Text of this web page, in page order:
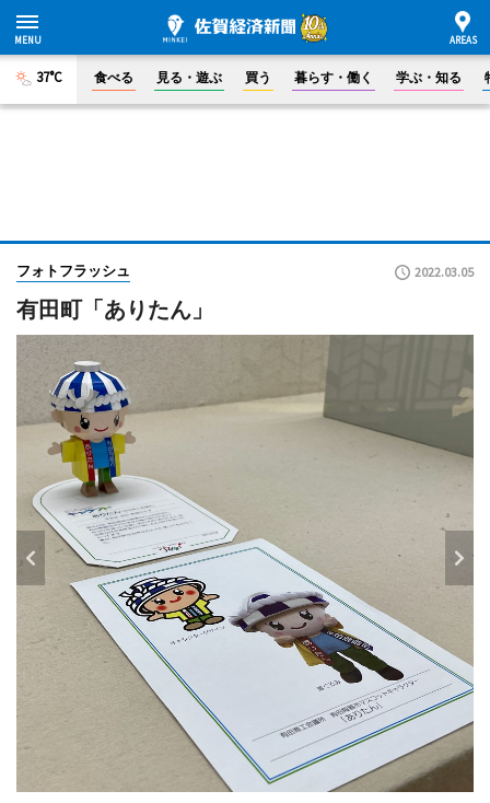
37°C 食べる 見る・遊ぶ 買う 暮らす・働く 学ぶ・知る
フォトフラッシュ 2022.03.05
有田町「ありたん」